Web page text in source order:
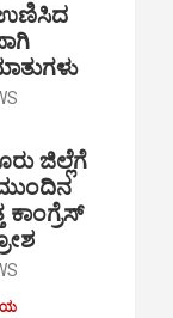
ಉಣಿಸಿದ
ಜಿಲ್ಲೆಗೆ